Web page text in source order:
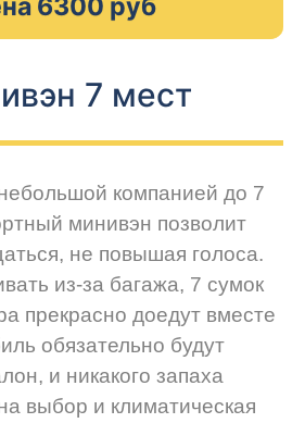
6300 руб
7 мест
компанией до 7
минивэн позволит
не повышая голоса.
из-за багажа, 7 сумок
прекрасно доедут вместе
обязательно будут
и никакого запаха
выбор и климатическая